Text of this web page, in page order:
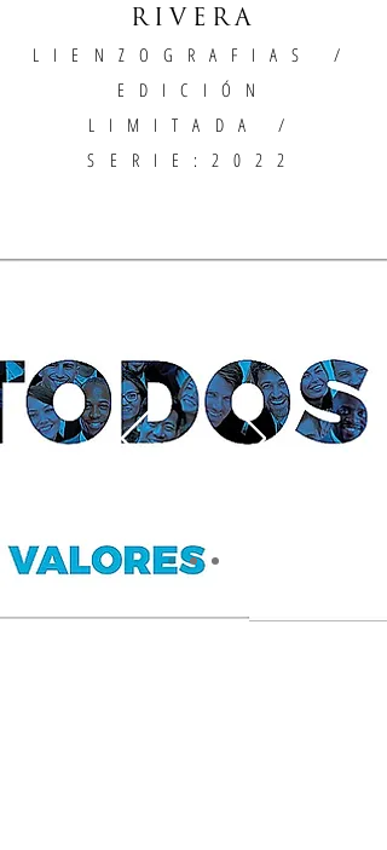
RIVERA
LIENZOGRAFIAS
/
EDICIÓN
LIMITADA /
SERIE:2022